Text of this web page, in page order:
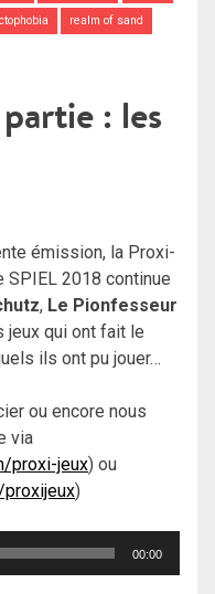
realm of sand
: les
émission, la Proxi-
SPIEL 2018 continue
, Le Pionfesseur
jeux qui ont fait le
ils ont pu jouer…
ou encore nous
via
proxi-jeux) ou
)
00:00